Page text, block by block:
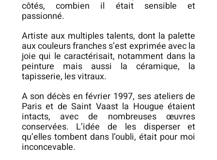
côtés, combien il était sensible et
passionné.
Artiste aux multiples talents, dont la palette
aux couleurs franches s’est exprimée avec la
joie qui le caractérisait, notamment dans la
peinture mais aussi la céramique, la
tapisserie, les vitraux.
A son décès en février 1997, ses ateliers de
Paris et de Saint Vaast la Hougue étaient
intacts, avec de nombreuses œuvres
conservées. L’idée de les disperser et
qu’elles tombent dans l’oubli, était pour moi
inconcevable.